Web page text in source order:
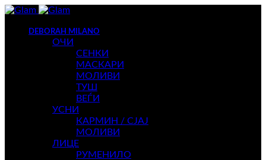
DEBORAH MILANO
ОЧИ
СЕНКИ
МАСКАРИ
МОЛИВИ
ТУШ
ВЕЃИ
УСНИ
КАРМИН / СЈАЈ
МОЛИВИ
ЛИЦЕ
РУМЕНИЛО